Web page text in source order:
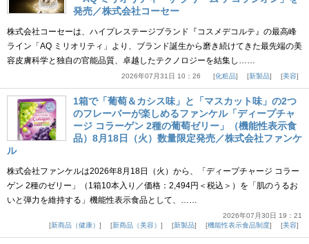
発売／株式会社コーセー
株式会社コーセーは、ハイプレステージブランド『コスメデコルテ』の最高峰
ライン「AQ ミリオリティ」より、ブランド誕生から磨き続けてきた最先端の美
容皮膚科学と独自の官能品質、卓越したテクノロジーを結集し……
2026年07月31日 10：26 化粧品 新製品 美容
1箱で「葡萄＆カシス味」と「マスカット味」の2つ
のフレーバーが楽しめるファンケル「ディープチャ
ージ コラーゲン 2種の葡萄ゼリー」（機能性表示食
品）8月18日（火）数量限定発売／株式会社ファンケ
ル
株式会社ファンケルは2026年8月18日（火）から、「ディープチャージ コラー
ゲン 2種のゼリー」（1箱10本入り／価格：2,494円＜税込＞）を「肌のうるお
いと弾力を維持する」機能性表示食品として、……
2026年07月30日 19：21
新商品（健康）
新商品（美容） 新製品 機能性表示食品制度 美容